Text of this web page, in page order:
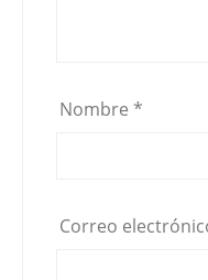
Nombre *
Correo